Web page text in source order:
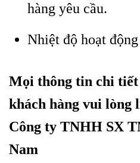
hàng yêu cầu.
Nhiệt độ hoạt
Mọi thông tin chi tiết
khách hàng vui lòng
Công ty TNHH SX
Nam